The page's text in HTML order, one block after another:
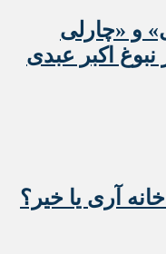
و «چارلی
اکبر عبدی
آری یا خیر؟